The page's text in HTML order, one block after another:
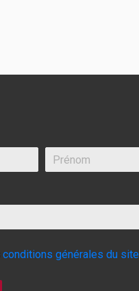
conditions générales du site